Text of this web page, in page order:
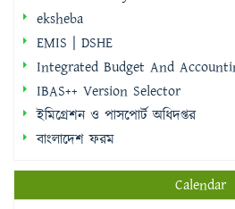
eksheba
EMIS | DSHE
Integrated Budget And
IBAS++ Version Selector
ইমিগ্রেশন ও পাসপোর্ট অধিদপ্তর
বাংলাদেশ ফরম
Calendar